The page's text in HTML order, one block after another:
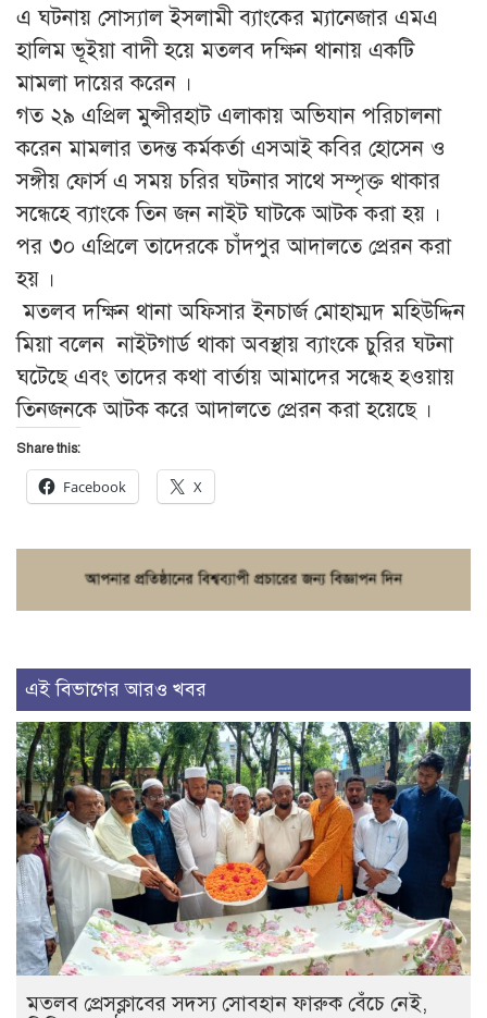
এ ঘটনায় সোস্যাল ইসলামী ব্যাংকের ম্যানেজার এমএ
হালিম ভূইয়া বাদী হয়ে মতলব দক্ষিন থানায় একটি
মামলা দায়ের করেন ।
গত ২৯ এপ্রিল মুন্সীরহাট এলাকায় অভিযান পরিচালনা
করেন মামলার তদন্ত কর্মকর্তা এসআই কবির হোসেন ও
সঙ্গীয় ফোর্স এ সময় চরির ঘটনার সাথে সম্পৃক্ত থাকার
সন্ধেহে ব্যাংকে তিন জন নাইট ঘাটকে আটক করা হয় ।
পর ৩০ এপ্রিলে তাদেরকে চাঁদপুর আদালতে প্রেরন করা
হয় ।
মতলব দক্ষিন থানা অফিসার ইনচার্জ মোহাম্মদ মহিউদ্দিন
মিয়া বলেন নাইটগার্ড থাকা অবস্থায় ব্যাংকে চুরির ঘটনা
ঘটেছে এবং তাদের কথা বার্তায় আমাদের সন্ধেহ হওয়ায়
তিনজনকে আটক করে আদালতে প্রেরন করা হয়েছে ।
Share this:
Facebook X
এই বিভাগের আরও খবর
মতলব প্রেসক্লাবের সদস্য সোবহান ফারুক বেঁচে নেই,